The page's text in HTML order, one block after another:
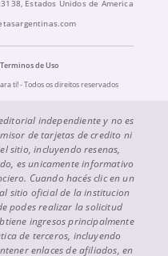
Estados Unidos de America
Terminos de Uso
ti! - Todos os direitos reservados
independiente y no es
de tarjetas de credito ni
sitio, incluyendo resenas,
es unicamente informativo
Cuando hacés clic en un
sitio oficial de la institucion
podes realizar la solicitud
ingresos principalmente
de terceros, incluyendo
enlaces de afiliados, en